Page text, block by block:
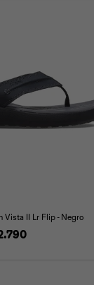
Vista II Lr Flip - Negro